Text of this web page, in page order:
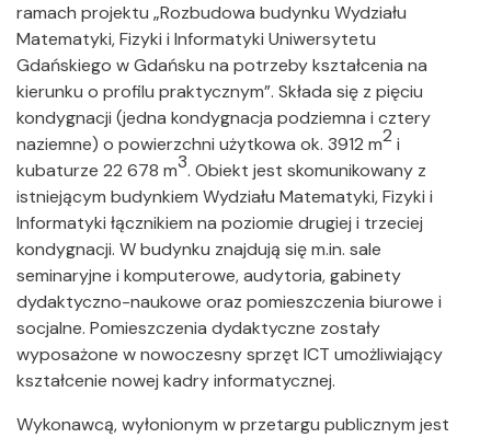
ramach projektu „Rozbudowa budynku Wydziału
Matematyki, Fizyki i Informatyki Uniwersytetu
Gdańskiego w Gdańsku na potrzeby kształcenia na
kierunku o profilu praktycznym”. Składa się z pięciu
kondygnacji (jedna kondygnacja podziemna i cztery
naziemne) o powierzchni użytkowa ok. 3912 m2 i
kubaturze 22 678 m3. Obiekt jest skomunikowany z
istniejącym budynkiem Wydziału Matematyki, Fizyki i
Informatyki łącznikiem na poziomie drugiej i trzeciej
kondygnacji. W budynku znajdują się m.in. sale
seminaryjne i komputerowe, audytoria, gabinety
dydaktyczno-naukowe oraz pomieszczenia biurowe i
socjalne. Pomieszczenia dydaktyczne zostały
wyposażone w nowoczesny sprzęt ICT umożliwiający
kształcenie nowej kadry informatycznej.
Wykonawcą, wyłonionym w przetargu publicznym jest